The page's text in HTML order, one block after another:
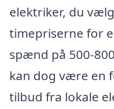
elektriker, du
timepriserne for
spænd på 500-
kan dog være en
tilbud fra lokale